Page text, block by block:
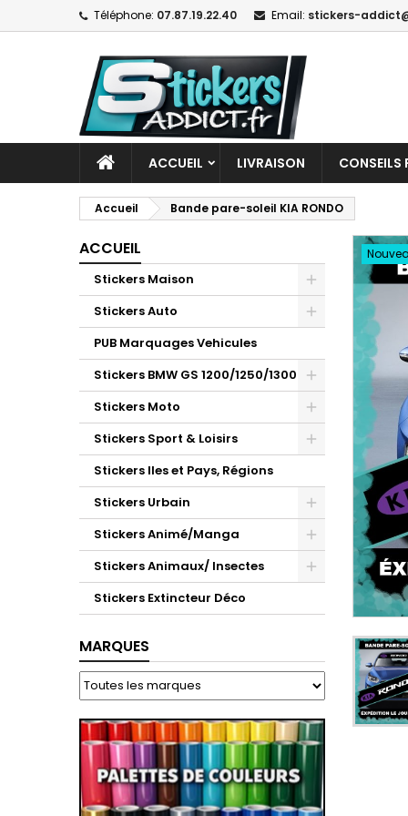
Téléphone: 07.87.19.22.40 Email: stickers-
ACCUEIL LIVRAISON CONSEILS
Accueil Bande pare-soleil KIA RONDO
ACCUEIL
Stickers Maison
Stickers Auto
PUB Marquages Vehicules
Stickers BMW GS 1200/1250/1300
Stickers Moto
Stickers Sport & Loisirs
Stickers Iles et Pays, Régions
Stickers Urbain
Stickers Animé/Manga
Stickers Animaux/ Insectes
Stickers Extincteur Déco
MARQUES